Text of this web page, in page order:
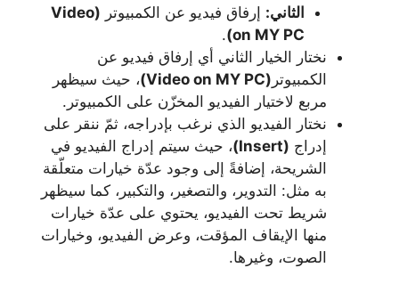
الثاني: إرفاق فيديو عن الكمبيوتر
(Video
on MY PC)
.
نختار الخيار الثاني أي إرفاق فيديو عن
الكمبيوتر (Video on MY PC)
، حيث سيظهر
مربع لاختيار الفيديو المخزّن على الكمبيوتر.
نختار الفيديو الذي نرغب بإدراجه، ثمّ ننقر على
إدراج (Insert)
، حيث سيتم إدراج الفيديو في
الشريحة، إضافةً إلى وجود عدّة خيارات متعلّقة
به مثل: التدوير، والتصغير، والتكبير، كما سيظهر
شريط تحت الفيديو، يحتوي على عدّة خيارات
منها الإيقاف المؤقت، وعرض الفيديو، وخيارات
الصوت، وغيرها.